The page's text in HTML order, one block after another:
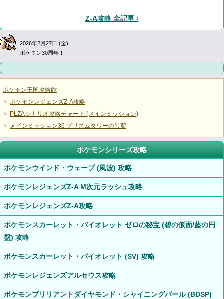
Z-A攻略 全記事 ›
2026年2月27日 (金)
ポケモン30周年！
ポケモン王国攻略館
ポケモンレジェンズZ-A攻略
PLZAシナリオ攻略チャート (メインミッション)
メインミッション36 プリズムタワーの異変
ポケモンシリーズ攻略
ポケモンウインド・ウェーブ (風波) 攻略
ポケモンレジェンズZ-A M次元ラッシュ攻略
ポケモンレジェンズZ-A攻略
ポケモンスカーレット・バイオレット ゼロの秘宝 (碧の仮面/藍の円
盤) 攻略
ポケモンスカーレット・バイオレット (SV) 攻略
ポケモンレジェンズアルセウス攻略
ポケモンブリリアントダイヤモンド・シャイニングパール (BDSP)